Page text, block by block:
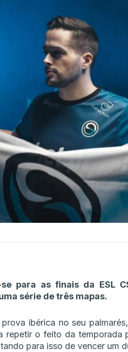
se para as finais da ESL
série de três mapas.
ibérica no seu
repetir o feito da temporada
para isso de vencer um